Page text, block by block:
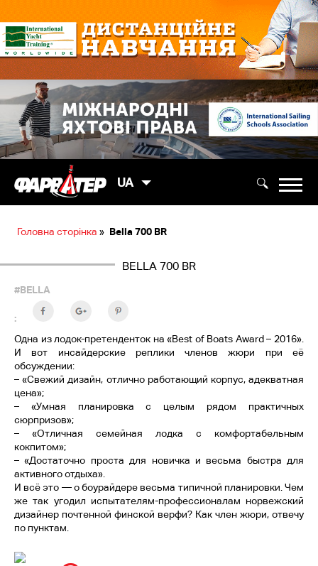
UA
Головна сторінка » Bella 700 BR
BELLA 700 BR
#BELLA
:
Одна из лодок-претенденток на «Best of Boats Award – 2016».
И вот инсайдерские реплики членов жюри при её
обсуждении:
– «Свежий дизайн, отлично работающий корпус, адекватная
цена»;
– «Умная планировка с целым рядом практичных
сюрпризов»;
– «Отличная семейная лодка с комфортабельным
кокпитом»;
– «Достаточно проста для новичка и весьма быстра для
активного отдыха».
И всё это — о боурайдере весьма типичной планировки. Чем
же так угодил испытателям-профессионалам норвежский
дизайнер почтенной финской верфи? Как член жюри, отвечу
по пунктам.